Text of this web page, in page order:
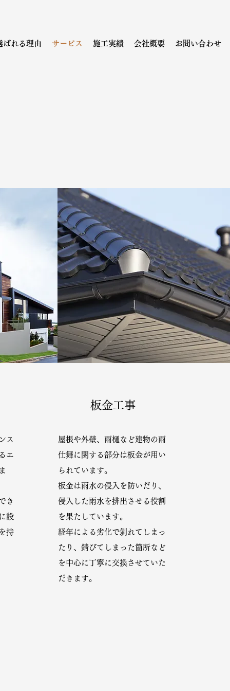
ばれる理由 サービス 施工実績 会社概要 お問い合わせ
ス
エ
き
設
持
板金工事
屋根や外壁、雨樋など建物の雨
仕舞に関する部分は板金が用い
られています。
板金は雨水の侵入を防いだり、
侵入した雨水を排出させる役割
を果たしています。
​経年による劣化で剝れてしまっ
たり、錆びてしまった箇所など
を中心に丁寧に交換させていた
だきます。